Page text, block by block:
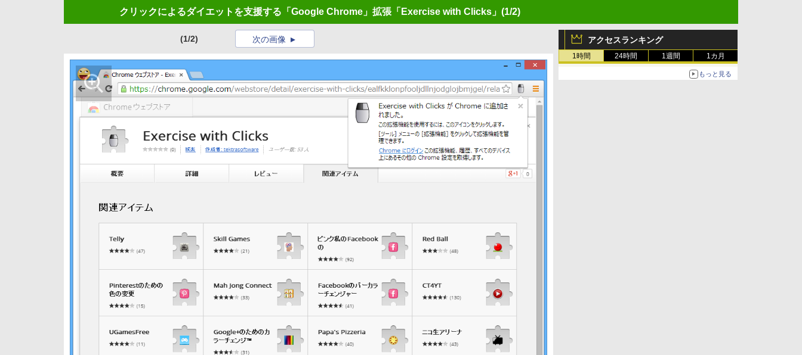
クリックによるダイエットを支援する「Google Chrome」拡張「Exercise with Clicks」 (1/2)
アクセスランキング
1時間 24時間 1週間 1カ月
もっと見る
(1/2) 次の画像